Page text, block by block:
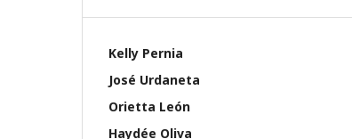
Kelly Pernia
José Urdaneta
Orietta León
Haydée Oliva